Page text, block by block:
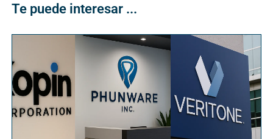
Te puede interesar ...